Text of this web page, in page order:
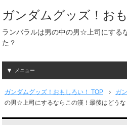
ガンダムグッズ！お
ランバラルは男の中の男☆上司にする
た？
メニュー
ガンダムグッズ！おもしろい！ TOP ガ
の男☆上司にするならこの漢！最後はどうな